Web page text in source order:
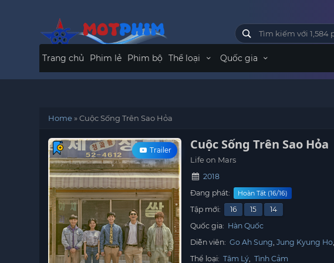
Trang chủ Phim lẻ Phim bộ Thể loại Quốc gia
Home»Cuộc Sống Trên Sao Hỏa​
Trailer Cuộc Sống Trên Sao Hỏa​
Life on Mars
2018
Đang phát:
Hoàn Tất (16/16)
Tập mới: 16 15
14
Quốc gia: Hàn Quốc
Diễn viên: Go Ah Sung Jung Kyung Ho
Thể loại: Tâm Lý, Tình Cảm